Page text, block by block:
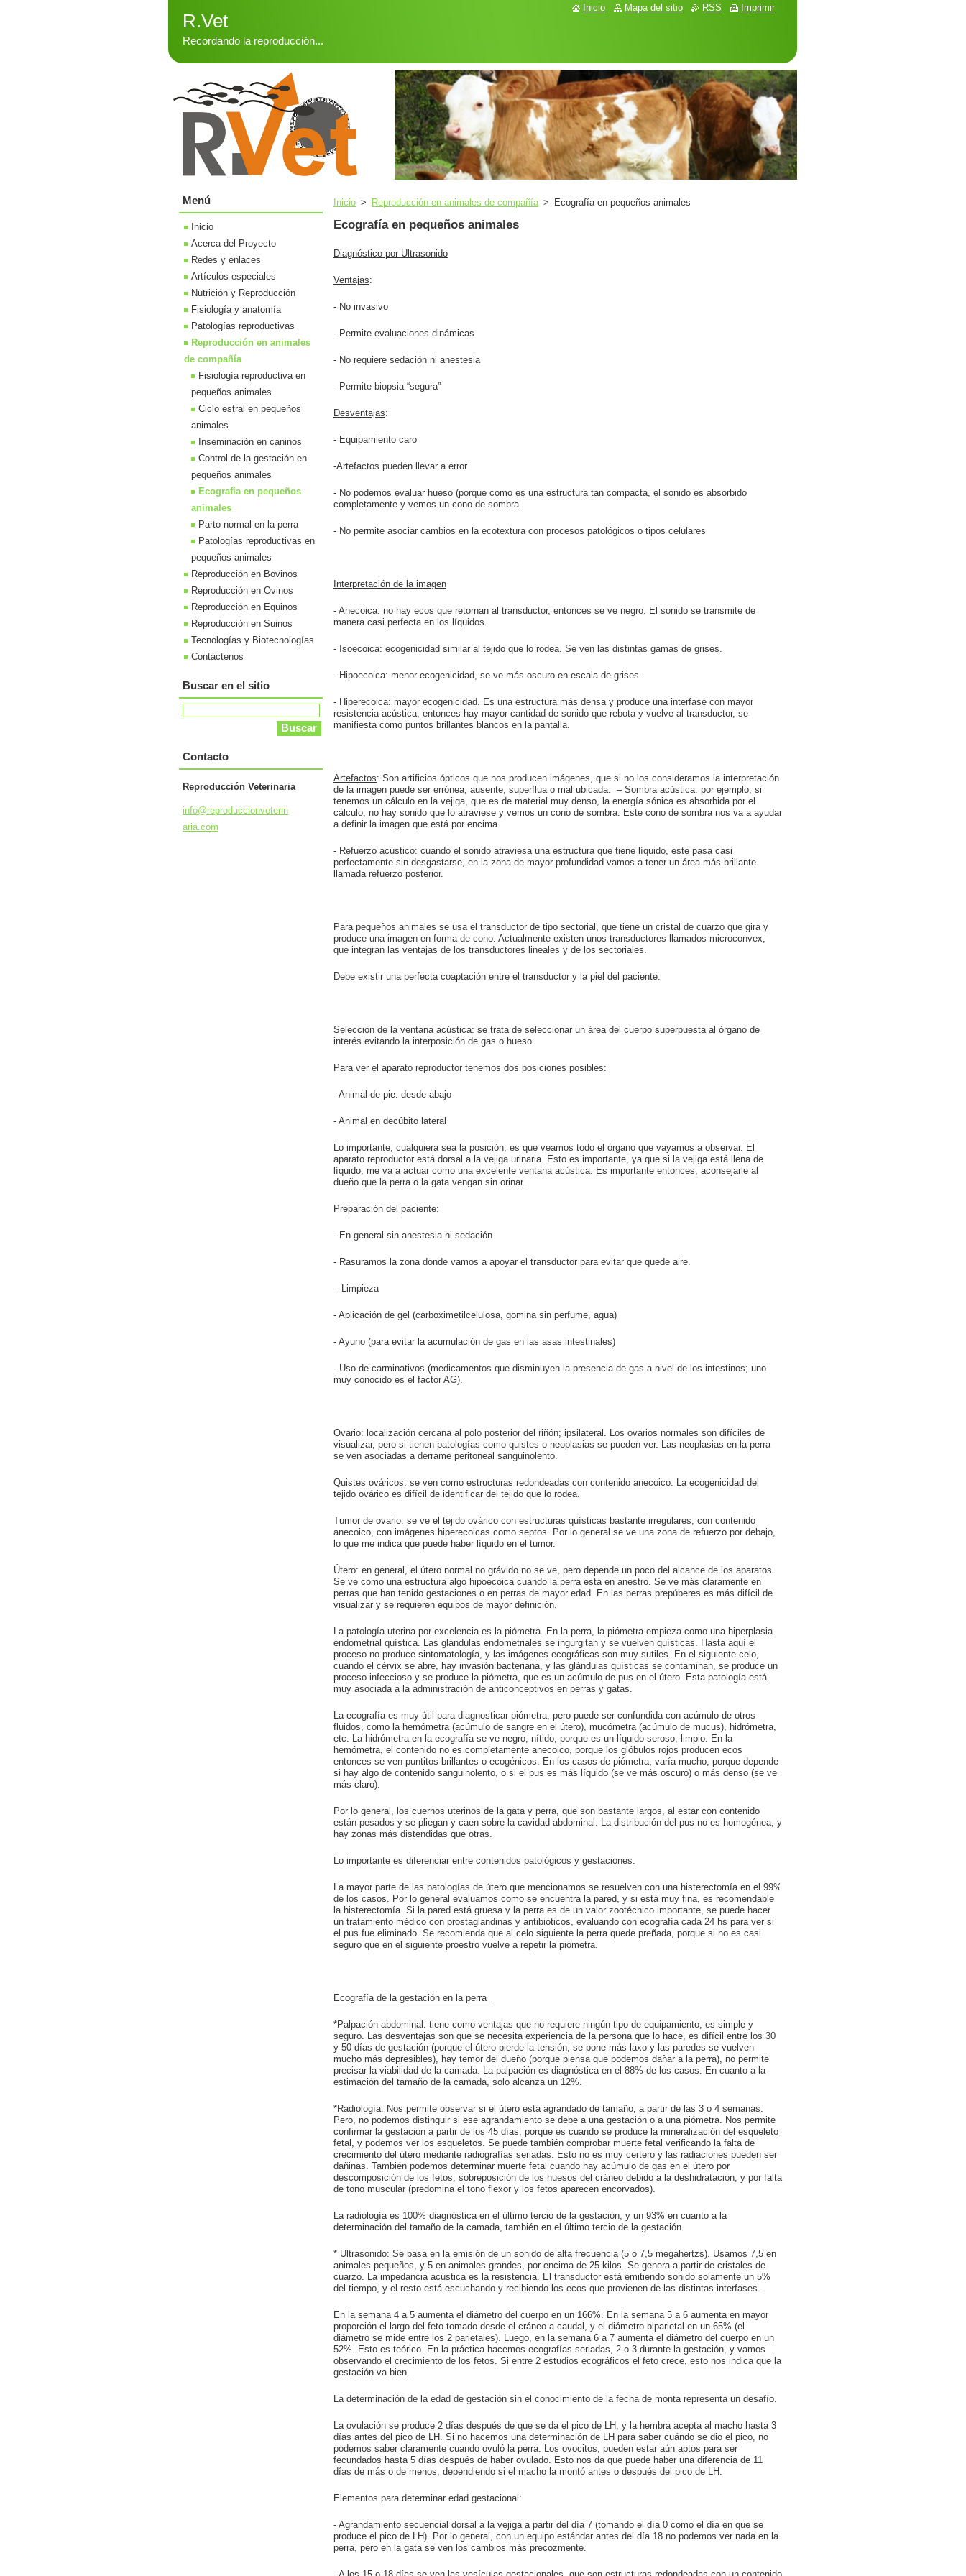
R.Vet
Recordando la reproducción...
Inicio > Reproducción en animales de compañía > Ecografía en pequeños animales
Ecografía en pequeños animales
Diagnóstico por Ultrasonido
Ventajas:
- No invasivo
- Permite evaluaciones dinámicas
- No requiere sedación ni anestesia
- Permite biopsia “segura”
Desventajas:
- Equipamiento caro
-Artefactos pueden llevar a error
- No podemos evaluar hueso (porque como es una estructura tan compacta, el sonido es absorbido
completamente y vemos un cono de sombra
- No permite asociar cambios en la ecotextura con procesos patológicos o tipos celulares
Interpretación de la imagen
- Anecoica: no hay ecos que retornan al transductor, entonces se ve negro. El sonido se transmite de
manera casi perfecta en los líquidos.
- Isoecoica: ecogenicidad similar al tejido que lo rodea. Se ven las distintas gamas de grises.
- Hipoecoica: menor ecogenicidad, se ve más oscuro en escala de grises.
- Hiperecoica: mayor ecogenicidad. Es una estructura más densa y produce una interfase con mayor
resistencia acústica, entonces hay mayor cantidad de sonido que rebota y vuelve al transductor, se
manifiesta como puntos brillantes blancos en la pantalla.
Artefactos: Son artificios ópticos que nos producen imágenes, que si no los consideramos la interpretación
de la imagen puede ser errónea, ausente, superflua o mal ubicada. – Sombra acústica: por ejemplo, si
tenemos un cálculo en la vejiga, que es de material muy denso, la energía sónica es absorbida por el
cálculo, no hay sonido que lo atraviese y vemos un cono de sombra. Este cono de sombra nos va a ayudar
a definir la imagen que está por encima.
- Refuerzo acústico: cuando el sonido atraviesa una estructura que tiene líquido, este pasa casi
perfectamente sin desgastarse, en la zona de mayor profundidad vamos a tener un área más brillante
llamada refuerzo posterior.
Para pequeños animales se usa el transductor de tipo sectorial, que tiene un cristal de cuarzo que gira y
produce una imagen en forma de cono. Actualmente existen unos transductores llamados microconvex,
que integran las ventajas de los transductores lineales y de los sectoriales.
Debe existir una perfecta coaptación entre el transductor y la piel del paciente.
Selección de la ventana acústica: se trata de seleccionar un área del cuerpo superpuesta al órgano de
interés evitando la interposición de gas o hueso.
Para ver el aparato reproductor tenemos dos posiciones posibles:
- Animal de pie: desde abajo
- Animal en decúbito lateral
Lo importante, cualquiera sea la posición, es que veamos todo el órgano que vayamos a observar. El
aparato reproductor está dorsal a la vejiga urinaria. Esto es importante, ya que si la vejiga está llena de
líquido, me va a actuar como una excelente ventana acústica. Es importante entonces, aconsejarle al
dueño que la perra o la gata vengan sin orinar.
Preparación del paciente:
- En general sin anestesia ni sedación
- Rasuramos la zona donde vamos a apoyar el transductor para evitar que quede aire.
– Limpieza
- Aplicación de gel (carboximetilcelulosa, gomina sin perfume, agua)
- Ayuno (para evitar la acumulación de gas en las asas intestinales)
- Uso de carminativos (medicamentos que disminuyen la presencia de gas a nivel de los intestinos; uno
muy conocido es el factor AG).
Ovario: localización cercana al polo posterior del riñón; ipsilateral. Los ovarios normales son difíciles de
visualizar, pero si tienen patologías como quistes o neoplasias se pueden ver. Las neoplasias en la perra
se ven asociadas a derrame peritoneal sanguinolento.
Quistes ováricos: se ven como estructuras redondeadas con contenido anecoico. La ecogenicidad del
tejido ovárico es difícil de identificar del tejido que lo rodea.
Tumor de ovario: se ve el tejido ovárico con estructuras quísticas bastante irregulares, con contenido
anecoico, con imágenes hiperecoicas como septos. Por lo general se ve una zona de refuerzo por debajo,
lo que me indica que puede haber líquido en el tumor.
Útero: en general, el útero normal no grávido no se ve, pero depende un poco del alcance de los aparatos.
Se ve como una estructura algo hipoecoica cuando la perra está en anestro. Se ve más claramente en
perras que han tenido gestaciones o en perras de mayor edad. En las perras prepúberes es más difícil de
visualizar y se requieren equipos de mayor definición.
La patología uterina por excelencia es la piómetra. En la perra, la piómetra empieza como una hiperplasia
endometrial quística. Las glándulas endometriales se ingurgitan y se vuelven quísticas. Hasta aquí el
proceso no produce sintomatología, y las imágenes ecográficas son muy sutiles. En el siguiente celo,
cuando el cérvix se abre, hay invasión bacteriana, y las glándulas quísticas se contaminan, se produce un
proceso infeccioso y se produce la piómetra, que es un acúmulo de pus en el útero. Esta patología está
muy asociada a la administración de anticonceptivos en perras y gatas.
La ecografía es muy útil para diagnosticar piómetra, pero puede ser confundida con acúmulo de otros
fluidos, como la hemómetra (acúmulo de sangre en el útero), mucómetra (acúmulo de mucus), hidrómetra,
etc. La hidrómetra en la ecografía se ve negro, nítido, porque es un líquido seroso, limpio. En la
hemómetra, el contenido no es completamente anecoico, porque los glóbulos rojos producen ecos
entonces se ven puntitos brillantes o ecogénicos. En los casos de piómetra, varía mucho, porque depende
si hay algo de contenido sanguinolento, o si el pus es más líquido (se ve más oscuro) o más denso (se ve
más claro).
Por lo general, los cuernos uterinos de la gata y perra, que son bastante largos, al estar con contenido
están pesados y se pliegan y caen sobre la cavidad abdominal. La distribución del pus no es homogénea, y
hay zonas más distendidas que otras.
Lo importante es diferenciar entre contenidos patológicos y gestaciones.
La mayor parte de las patologías de útero que mencionamos se resuelven con una histerectomía en el 99%
de los casos. Por lo general evaluamos como se encuentra la pared, y si está muy fina, es recomendable
la histerectomía. Si la pared está gruesa y la perra es de un valor zootécnico importante, se puede hacer
un tratamiento médico con prostaglandinas y antibióticos, evaluando con ecografía cada 24 hs para ver si
el pus fue eliminado. Se recomienda que al celo siguiente la perra quede preñada, porque si no es casi
seguro que en el siguiente proestro vuelve a repetir la piómetra.
Ecografía de la gestación en la perra
*Palpación abdominal: tiene como ventajas que no requiere ningún tipo de equipamiento, es simple y
seguro. Las desventajas son que se necesita experiencia de la persona que lo hace, es difícil entre los 30
y 50 días de gestación (porque el útero pierde la tensión, se pone más laxo y las paredes se vuelven
mucho más depresibles), hay temor del dueño (porque piensa que podemos dañar a la perra), no permite
precisar la viabilidad de la camada. La palpación es diagnóstica en el 88% de los casos. En cuanto a la
estimación del tamaño de la camada, solo alcanza un 12%.
*Radiología: Nos permite observar si el útero está agrandado de tamaño, a partir de las 3 o 4 semanas.
Pero, no podemos distinguir si ese agrandamiento se debe a una gestación o a una piómetra. Nos permite
confirmar la gestación a partir de los 45 días, porque es cuando se produce la mineralización del esqueleto
fetal, y podemos ver los esqueletos. Se puede también comprobar muerte fetal verificando la falta de
crecimiento del útero mediante radiografías seriadas. Esto no es muy certero y las radiaciones pueden ser
dañinas. También podemos determinar muerte fetal cuando hay acúmulo de gas en el útero por
descomposición de los fetos, sobreposición de los huesos del cráneo debido a la deshidratación, y por falta
de tono muscular (predomina el tono flexor y los fetos aparecen encorvados).
La radiología es 100% diagnóstica en el último tercio de la gestación, y un 93% en cuanto a la
determinación del tamaño de la camada, también en el último tercio de la gestación.
* Ultrasonido: Se basa en la emisión de un sonido de alta frecuencia (5 o 7,5 megahertzs). Usamos 7,5 en
animales pequeños, y 5 en animales grandes, por encima de 25 kilos. Se genera a partir de cristales de
cuarzo. La impedancia acústica es la resistencia. El transductor está emitiendo sonido solamente un 5%
del tiempo, y el resto está escuchando y recibiendo los ecos que provienen de las distintas interfases.
En la semana 4 a 5 aumenta el diámetro del cuerpo en un 166%. En la semana 5 a 6 aumenta en mayor
proporción el largo del feto tomado desde el cráneo a caudal, y el diámetro biparietal en un 65% (el
diámetro se mide entre los 2 parietales). Luego, en la semana 6 a 7 aumenta el diámetro del cuerpo en un
52%. Esto es teórico. En la práctica hacemos ecografías seriadas, 2 o 3 durante la gestación, y vamos
observando el crecimiento de los fetos. Si entre 2 estudios ecográficos el feto crece, esto nos indica que la
gestación va bien.
La determinación de la edad de gestación sin el conocimiento de la fecha de monta representa un desafío.
La ovulación se produce 2 días después de que se da el pico de LH, y la hembra acepta al macho hasta 3
días antes del pico de LH. Si no hacemos una determinación de LH para saber cuándo se dio el pico, no
podemos saber claramente cuando ovuló la perra. Los ovocitos, pueden estar aún aptos para ser
fecundados hasta 5 días después de haber ovulado. Esto nos da que puede haber una diferencia de 11
días de más o de menos, dependiendo si el macho la montó antes o después del pico de LH.
Elementos para determinar edad gestacional:
- Agrandamiento secuencial dorsal a la vejiga a partir del día 7 (tomando el día 0 como el día en que se
produce el pico de LH). Por lo general, con un equipo estándar antes del día 18 no podemos ver nada en la
perra, pero en la gata se ven los cambios más precozmente.
Menú
Inicio
Acerca del Proyecto
Redes y enlaces
Artículos especiales
Nutrición y Reproducción
Fisiología y anatomía
Patologías reproductivas
Reproducción en animales
de compañía
Fisiología reproductiva en
pequeños animales
Ciclo estral en pequeños
animales
Inseminación en caninos
Control de la gestación en
pequeños animales
Ecografía en pequeños
animales
Parto normal en la perra
Patologías reproductivas en
pequeños animales
Reproducción en Bovinos
Reproducción en Ovinos
Reproducción en Equinos
Reproducción en Suinos
Tecnologías y Biotecnologías
Contáctenos
Buscar en el sitio
Contacto
Reproducción Veterinaria
info@reproduccionveterin
aria.com
Inicio Mapa del sitio RSS Imprimir